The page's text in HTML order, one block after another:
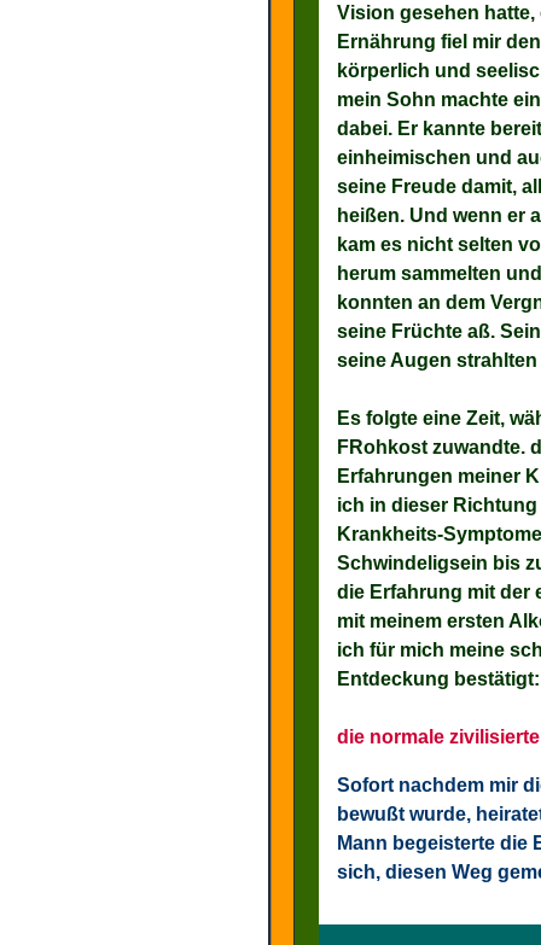
Vision gesehen hatte,
Ernährung fiel mir
körperlich und
mein Sohn machte
dabei. Er kannte
einheimischen und
seine Freude damit,
heißen. Und wenn er
kam es nicht selten
herum sammelten
konnten an dem
seine Früchte aß.
seine Augen
Es folgte eine Zeit,
FRohkost zuwandte.
Erfahrungen meiner
ich in dieser
Krankheits-
Schwindeligsein bis
die Erfahrung mit der
mit meinem ersten
ich für mich meine
Entdeckung bestätigt:
die normale
Sofort nachdem mir
bewußt wurde,
Mann begeisterte die
sich, diesen Weg